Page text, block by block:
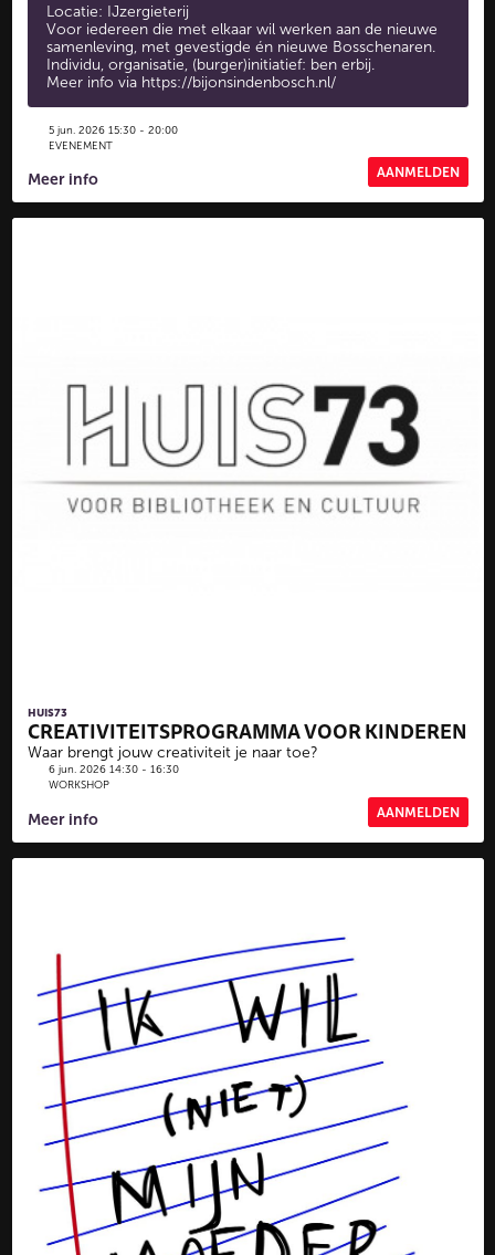
Locatie: IJzergieterij
Voor iedereen die met elkaar wil werken aan de nieuwe
samenleving, met gevestigde én nieuwe Bosschenaren.
Individu, organisatie, (burger)initiatief: ben erbij.
Meer info via https://bijonsindenbosch.nl/
5 jun. 2026 15:30 - 20:00
EVENEMENT
Meer info AANMELDEN
HUIS73
CREATIVITEITSPROGRAMMA VOOR KINDEREN
Waar brengt jouw creativiteit je naar toe?
6 jun. 2026 14:30 - 16:30
WORKSHOP
Meer info AANMELDEN